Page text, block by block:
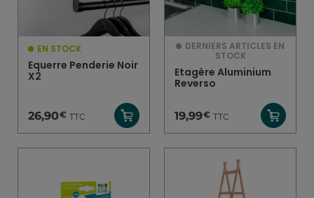
EN STOCK
Equerre Penderie Noir
X2
26,90€ TTC
DERNIERS ARTICLES EN
STOCK
Etagère Aluminium
Reverso
19,99€ TTC